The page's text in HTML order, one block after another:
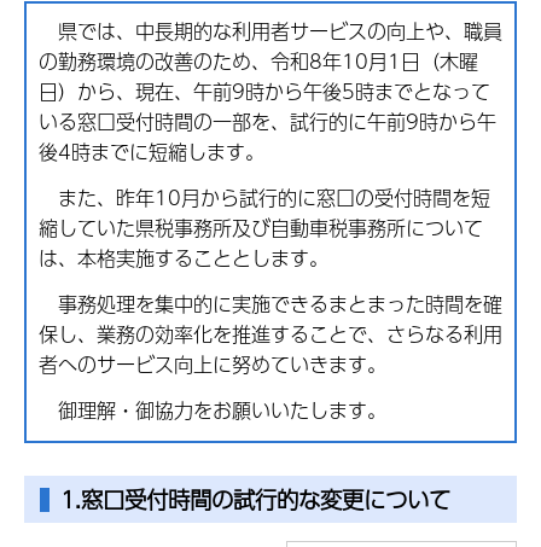
県では、中長期的な利用者サービスの向上や、職員
の勤務環境の改善のため、令和8年10月1日（木曜
日）から、現在、午前9時から午後5時までとなって
いる窓口受付時間の一部を、試行的に午前9時から午
後4時までに短縮します。
また、昨年10月から試行的に窓口の受付時間を短
縮していた県税事務所及び自動車税事務所について
は、本格実施することとします。
事務処理を集中的に実施できるまとまった時間を確
保し、業務の効率化を推進することで、さらなる利用
者へのサービス向上に努めていきます。
御理解・御協力をお願いいたします。
1.窓口受付時間の試行的な変更について